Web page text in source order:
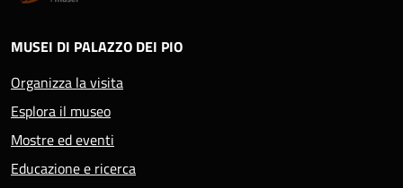
MUSEI DI PALAZZO DEI PIO
Organizza la visita
Esplora il museo
Mostre ed eventi
Educazione e ricerca